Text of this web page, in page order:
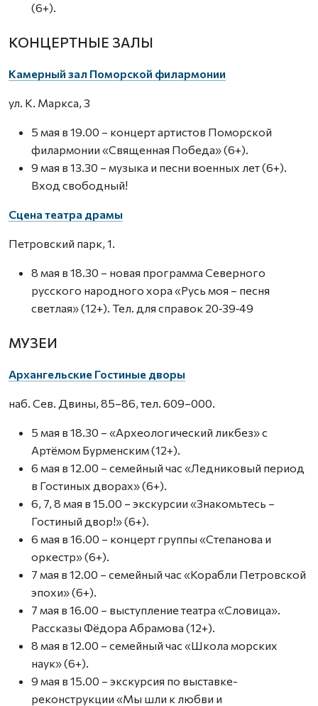
(6+).
КОНЦЕРТНЫЕ ЗАЛЫ
Камерный зал Поморской филармонии
ул. К. Маркса, 3
5 мая в 19.00 – концерт артистов Поморской
филармонии «Священная Победа» (6+).
9 мая в 13.30 – музыка и песни военных лет (6+).
Вход свободный!
Сцена театра драмы
Петровский парк, 1.
8 мая в 18.30 – новая программа Северного
русского народного хора «Русь моя – песня
светлая» (12+). Тел. для справок 20‑39‑49
МУЗЕИ
Архангельские Гостиные дворы
наб. Сев. Двины, 85–86, тел. 609–000.
5 мая в 18.30 – «Археологический ликбез» с
Артёмом Бурменским (12+).
6 мая в 12.00 – семейный час «Ледниковый период
в Гостиных дворах» (6+).
6, 7, 8 мая в 15.00 – экскурсии «Знакомьтесь –
Гостиный двор!» (6+).
6 мая в 16.00 – концерт группы «Степанова и
оркестр» (6+).
7 мая в 12.00 – семейный час «Корабли Петровской
эпохи» (6+).
7 мая в 16.00 – выступление театра «Словица».
Рассказы Фёдора Абрамова (12+).
8 мая в 12.00 – семейный час «Школа морских
наук» (6+).
9 мая в 15.00 – экскурсия по выставке-
реконструкции «Мы шли к любви и